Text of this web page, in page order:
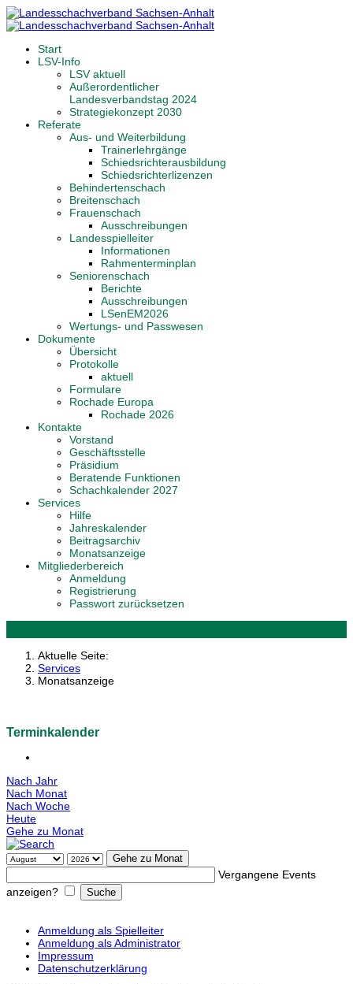
Start
LSV-Info
LSV aktuell
Außerordentlicher
Landesverbandstag 2024
Strategiekonzept 2030
Referate
Aus- und Weiterbildung
Trainerlehrgänge
Schiedsrichterausbildung
Schiedsrichterlizenzen
Behindertenschach
Breitenschach
Frauenschach
Ausschreibungen
Landesspielleiter
Informationen
Rahmenterminplan
Seniorenschach
Berichte
Ausschreibungen
LSenEM2026
Wertungs- und Passwesen
Dokumente
Übersicht
Protokolle
aktuell
Formulare
Rochade Europa
Rochade 2026
Kontakte
Vorstand
Geschäftsstelle
Präsidium
Beratende Funktionen
Schachkalender 2027
Services
Hilfe
Jahreskalender
Beitragsarchiv
Monatsanzeige
Mitgliederbereich
Anmeldung
Registrierung
Passwort zurücksetzen
Aktuelle Seite:
Services
Monatsanzeige
Terminkalender
Nach Jahr
Nach Monat
Nach Woche
Heute
Gehe zu Monat
Gehe zu Monat
Vergangene Events
anzeigen?
Anmeldung als Spielleiter
Anmeldung als Administrator
Impressum
Datenschutzerklärung